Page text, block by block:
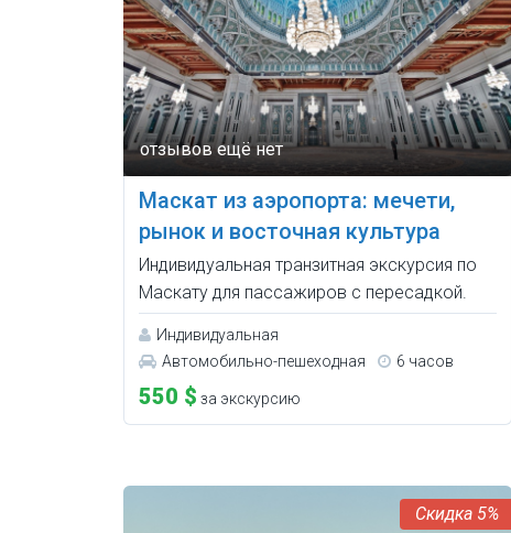
Маскат из аэропорта: мечети,
рынок и восточная культура
Индивидуальная транзитная экскурсия по
Маскату для пассажиров с пересадкой.
Индивидуальная
Автомобильно-пешеходная
6 часов
550 $ за экскурсию
5%